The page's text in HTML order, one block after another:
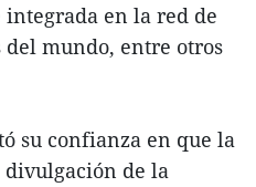
en la red de
mundo, entre otros
su confianza en que la
de la